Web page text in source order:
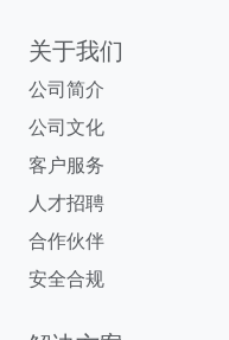
关于我们
公司简介
公司文化
客户服务
人才招聘
合作伙伴
安全合规